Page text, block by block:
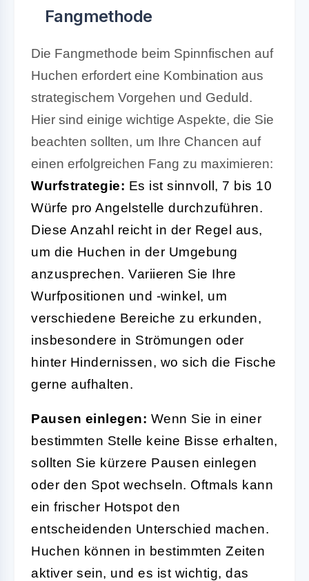
Fangmethode
Die Fangmethode beim Spinnfischen auf
Huchen erfordert eine Kombination aus
strategischem Vorgehen und Geduld.
Hier sind einige wichtige Aspekte, die Sie
beachten sollten, um Ihre Chancen auf
einen erfolgreichen Fang zu maximieren:
Wurfstrategie: Es ist sinnvoll, 7 bis 10
Würfe pro Angelstelle durchzuführen.
Diese Anzahl reicht in der Regel aus,
um die Huchen in der Umgebung
anzusprechen. Variieren Sie Ihre
Wurfpositionen und -winkel, um
verschiedene Bereiche zu erkunden,
insbesondere in Strömungen oder
hinter Hindernissen, wo sich die Fische
gerne aufhalten.
Pausen einlegen: Wenn Sie in einer
bestimmten Stelle keine Bisse erhalten,
sollten Sie kürzere Pausen einlegen
oder den Spot wechseln. Oftmals kann
ein frischer Hotspot den
entscheidenden Unterschied machen.
Huchen können in bestimmten Zeiten
aktiver sein, und es ist wichtig, das